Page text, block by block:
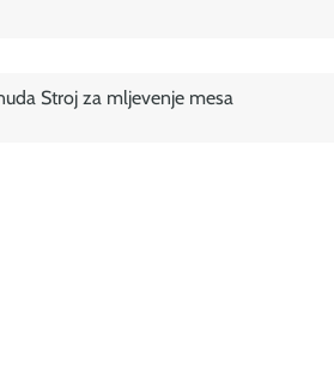
Stroj za mljevenje mesa